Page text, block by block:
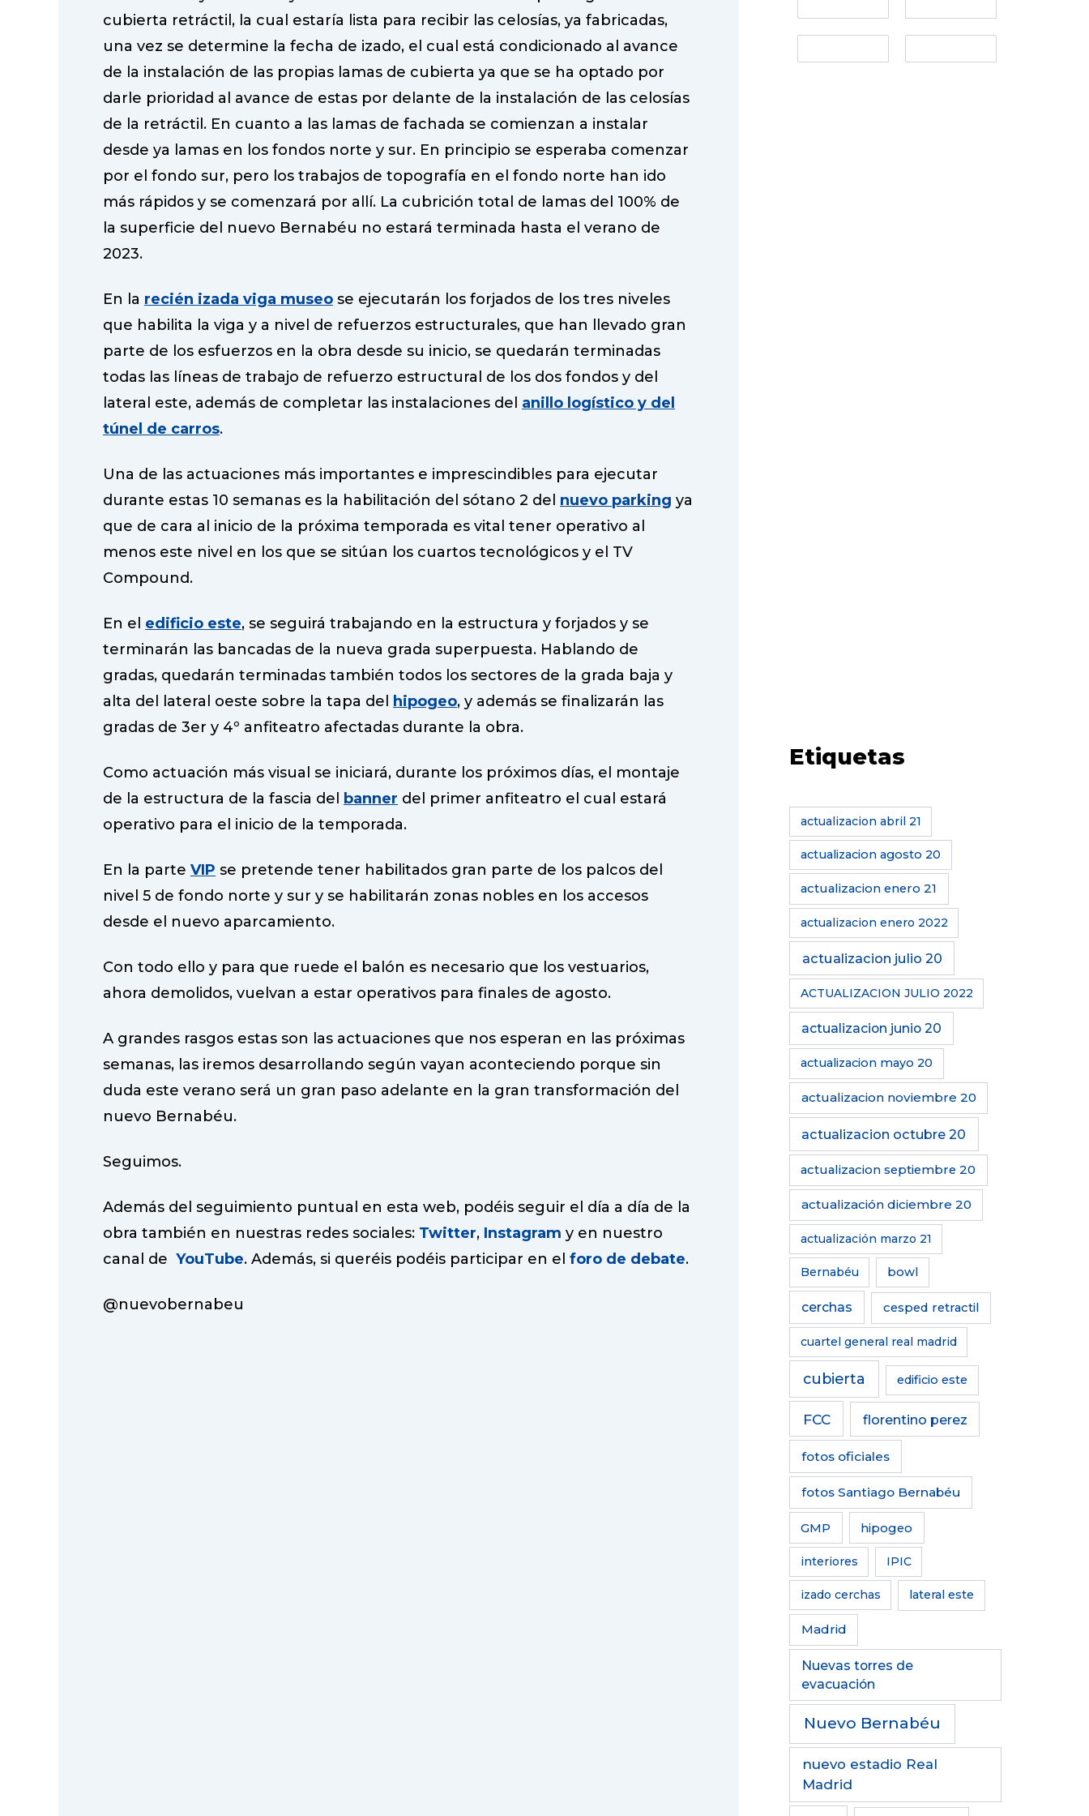
cubierta retráctil, la cual estaría lista para recibir las celosías, ya fabricadas,
una vez se determine la fecha de izado, el cual está condicionado al avance
de la instalación de las propias lamas de cubierta ya que se ha optado por
darle prioridad al avance de estas por delante de la instalación de las celosías
de la retráctil. En cuanto a las lamas de fachada se comienzan a instalar
desde ya lamas en los fondos norte y sur. En principio se esperaba comenzar
por el fondo sur, pero los trabajos de topografía en el fondo norte han ido
más rápidos y se comenzará por allí. La cubrición total de lamas del 100% de
la superficie del nuevo Bernabéu no estará terminada hasta el verano de
2023.
En la recién izada viga museo se ejecutarán los forjados de los tres niveles
que habilita la viga y a nivel de refuerzos estructurales, que han llevado gran
parte de los esfuerzos en la obra desde su inicio, se quedarán terminadas
todas las líneas de trabajo de refuerzo estructural de los dos fondos y del
lateral este, además de completar las instalaciones del anillo logístico y del
túnel de carros.
Una de las actuaciones más importantes e imprescindibles para ejecutar
durante estas 10 semanas es la habilitación del sótano 2 del nuevo parking ya
que de cara al inicio de la próxima temporada es vital tener operativo al
menos este nivel en los que se sitúan los cuartos tecnológicos y el TV
Compound.
En el edificio este, se seguirá trabajando en la estructura y forjados y se
terminarán las bancadas de la nueva grada superpuesta. Hablando de
gradas, quedarán terminadas también todos los sectores de la grada baja y
alta del lateral oeste sobre la tapa del
hipogeo, y además se finalizarán las
gradas de 3er y 4º anfiteatro afectadas durante la obra.
Como actuación más visual se iniciará, durante los próximos días, el montaje
de la estructura de la fascia del
banner del primer anfiteatro el cual estará
operativo para el inicio de la temporada.
En la parte VIP se pretende tener habilitados gran parte de los palcos del
nivel 5 de fondo norte y sur y se habilitarán zonas nobles en los accesos
desde el nuevo aparcamiento.
Con todo ello y para que ruede el balón es necesario que los vestuarios,
ahora demolidos, vuelvan a estar operativos para finales de agosto.
A grandes rasgos estas son las actuaciones que nos esperan en las próximas
semanas, las iremos desarrollando según vayan aconteciendo porque sin
duda este verano será un gran paso adelante en la gran transformación del
nuevo Bernabéu.
Seguimos.
Además del seguimiento puntual en esta web, podéis seguir el día a día de la
obra también en nuestras redes sociales: Twitter, Instagram y en nuestro
canal de YouTube. Además, si queréis podéis participar en el foro de debate.
@nuevobernabeu
Etiquetas
actualizacion abril 21
actualizacion agosto 20
actualizacion enero 21
actualizacion enero 2022
actualizacion julio 20
ACTUALIZACION JULIO 2022
actualizacion junio 20
actualizacion mayo 20
actualizacion noviembre 20
actualizacion octubre 20
actualizacion septiembre 20
actualización diciembre 20
actualización marzo 21
Bernabéu bowl
cerchas cesped retractil
cuartel general real madrid
cubierta edificio este
FCC florentino perez
fotos oficiales
fotos Santiago Bernabéu
GMP hipogeo
interiores IPIC
izado cerchas lateral este
Madrid
Nuevas torres de
evacuación
Nuevo Bernabéu
nuevo estadio Real
Madrid